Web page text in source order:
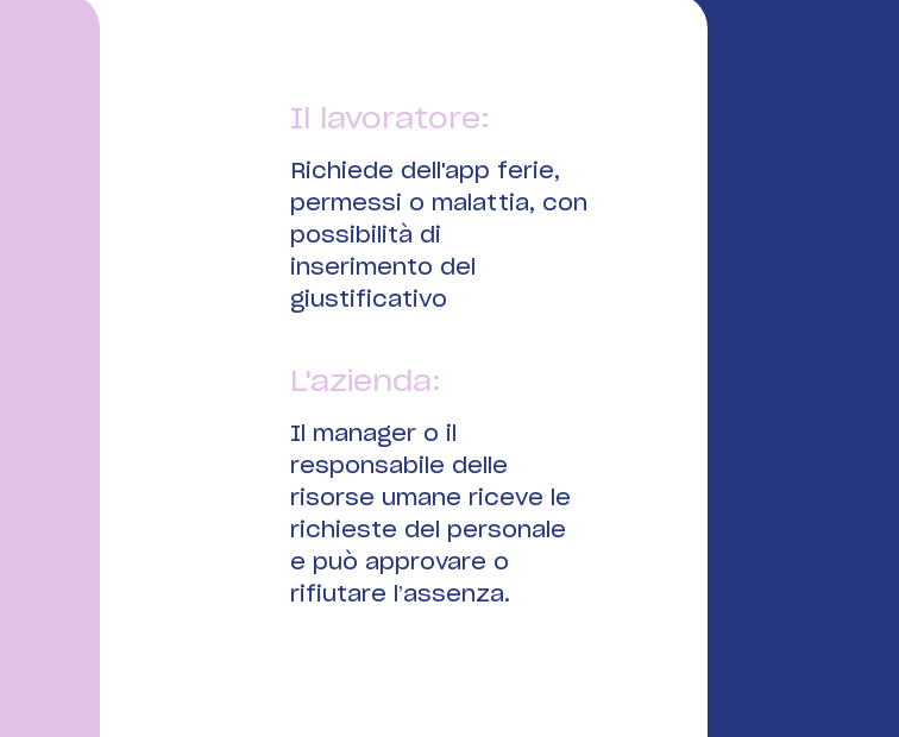
Il lavoratore:
Richiede dell'app ferie,
permessi o malattia, con
possibilità di
inserimento del
giustificativo
L'azienda:
Il manager o il
responsabile delle
risorse umane riceve le
richieste del personale
e può approvare o
rifiutare l’assenza.